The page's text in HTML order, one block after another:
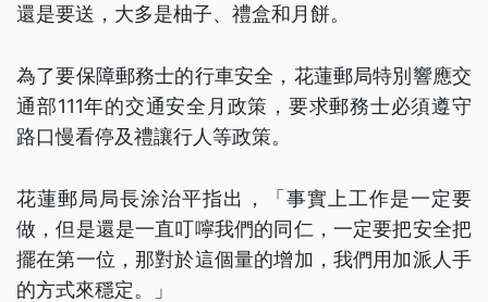
還是要送，大多是柚子、禮盒和月餅。
為了要保障郵務士的行車安全，花蓮郵局特別響應交
通部111年的交通安全月政策，要求郵務士必須遵守
路口慢看停及禮讓行人等政策。
花蓮郵局局長涂治平指出，「事實上工作是一定要
做，但是還是一直叮嚀我們的同仁，一定要把安全把
擺在第一位，那對於這個量的增加，我們用加派人手
的方式來穩定。」